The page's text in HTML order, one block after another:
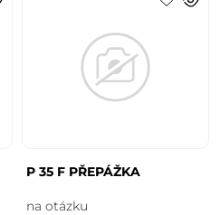
P 35 F PŘEPÁŽKA
na otázku